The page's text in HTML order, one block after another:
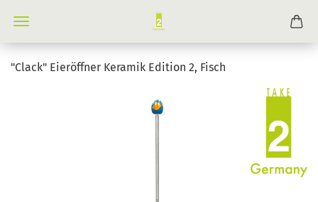
"Clack" Eieröffner Keramik Edition 2, Fisch